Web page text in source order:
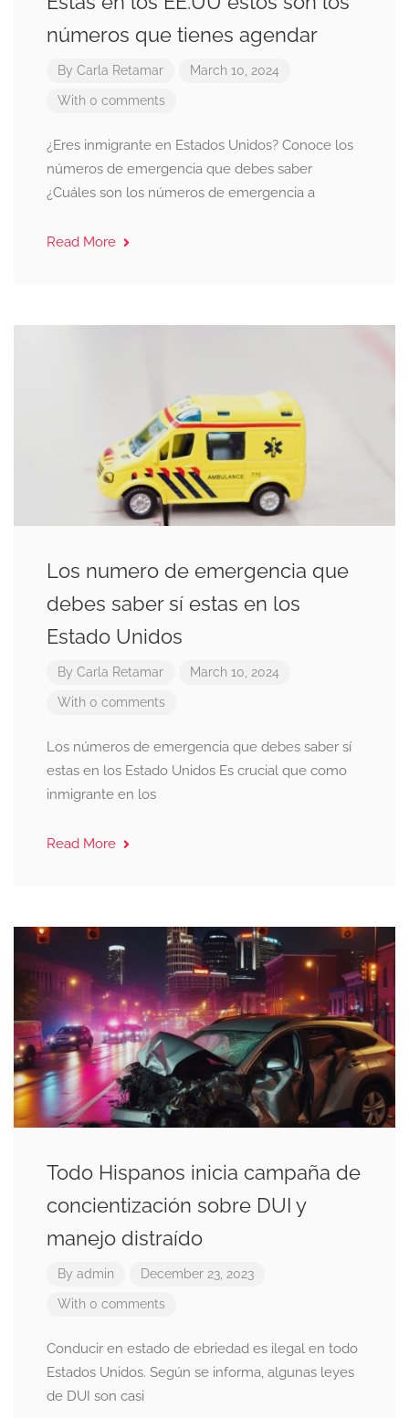
números que tienes agendar
By Carla Retamar March 10, 2024
With 0 comments
¿Eres inmigrante en Estados Unidos? Conoce los
números de emergencia que debes saber
¿Cuáles son los números de emergencia a
Read More
Los numero de emergencia que
debes saber sí estas en los
Estado Unidos
By Carla Retamar March 10, 2024
With 0 comments
Los números de emergencia que debes saber sí
estas en los Estado Unidos Es crucial que como
inmigrante en los
Read More
Todo Hispanos inicia campaña de
concientización sobre DUI y
manejo distraído
By admin December 23, 2023
With 0 comments
Conducir en estado de ebriedad es ilegal en todo
Estados Unidos. Según se informa, algunas leyes
de DUI son casi